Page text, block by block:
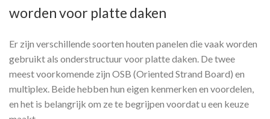
worden voor platte daken
Er zijn verschillende soorten houten panelen die vaak worden
gebruikt als onderstructuur voor platte daken. De twee
meest voorkomende zijn OSB (Oriented Strand Board) en
multiplex. Beide hebben hun eigen kenmerken en voordelen,
en het is belangrijk om ze te begrijpen voordat u een keuze